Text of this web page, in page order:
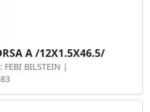
A /12X1.5X46.5/
BILSTEIN |